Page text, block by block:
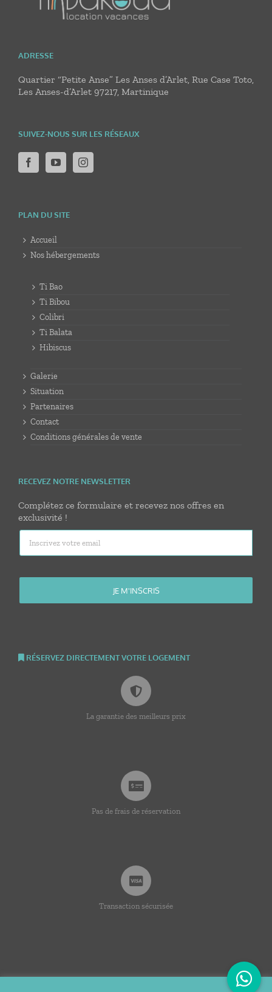
ADRESSE
Quartier “Petite Anse” Les Anses d’Arlet, Rue Case Toto,
Les Anses-d’Arlet 97217, Martinique
SUIVEZ-NOUS SUR LES RÉSEAUX
PLAN DU SITE
Accueil
Nos hébergements
Ti Bao
Ti Bibou
Colibri
Ti Balata
Hibiscus
Galerie
Situation
Partenaires
Contact
Conditions générales de vente
RECEVEZ NOTRE NEWSLETTER
Complétez ce formulaire et recevez nos offres en
exclusivité !
RÉSERVEZ DIRECTEMENT VOTRE LOGEMENT
La garantie des meilleurs prix
Pas de frais de réservation
Transaction sécurisée